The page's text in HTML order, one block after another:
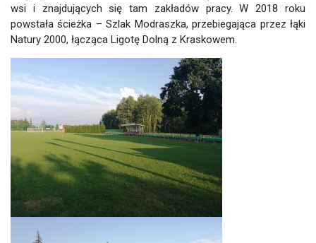
wsi i znajdujących się tam zakładów pracy. W 2018 roku
powstała ścieżka – Szlak Modraszka, przebiegająca przez łąki
Natury 2000, łącząca Ligotę Dolną z Kraskowem.